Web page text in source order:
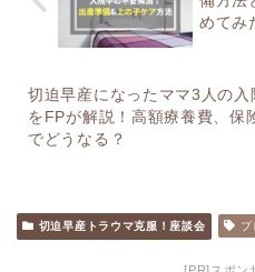
めてみ
切迫早産になったママ3人の入
をFPが解説！高額療養費、保
でどうなる？
切迫早産トラウマ克服！座談会 プ